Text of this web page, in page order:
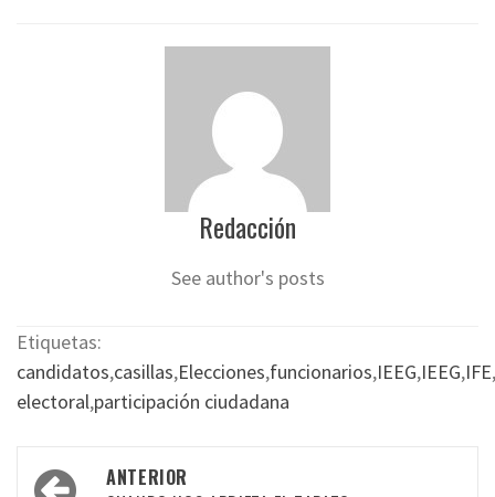
Redacción
See author's posts
Etiquetas:
candidatos,casillas,Elecciones,funcionarios,IEEG,IEEG,IFE,
electoral,participación ciudadana
Navegación
ANTERIOR